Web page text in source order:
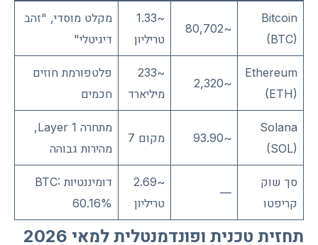
Bitcoin
(BTC)
~80,702
~1.33
טריליון
מקלט מוסדי, "זהב
דיגיטלי"
Ethereum
(ETH)
~2,320
~233
מיליארד
פלטפורמת חוזים
חכמים
Solana
(SOL)
~93.90 מקום 7
מתחרה Layer 1,
מהירות גבוהה
סך שוק
קריפטו
—
~2.69
טריליון
דומיננטיות BTC:
60.16%
תחזית טכנית ופונדמנטלית למאי 2026